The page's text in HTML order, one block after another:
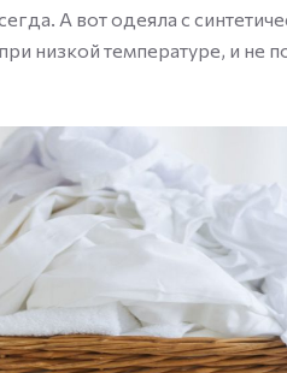
А вот одеяла с
низкой температуре, и не